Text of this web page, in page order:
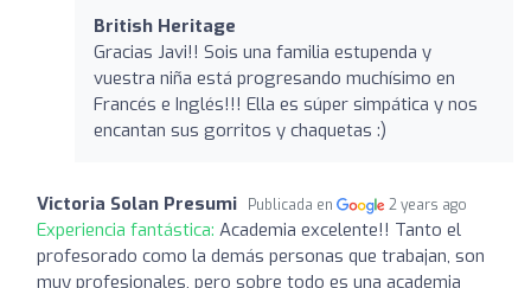
British Heritage
Gracias Javi!! Sois una familia estupenda y
vuestra niña está progresando muchísimo en
Francés e Inglés!!! Ella es súper simpática y nos
encantan sus gorritos y chaquetas :)
Victoria Solan Presumi Publicada en 2 years ago
Experiencia fantástica: Academia excelente!! Tanto el
profesorado como la demás personas que trabajan, son
muy profesionales, pero sobre todo es una academia